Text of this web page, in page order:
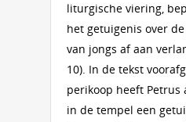
liturgische viering,
het getuigenis over
van jongs af aan
10). In de tekst
perikoop heeft Petrus
in de tempel een